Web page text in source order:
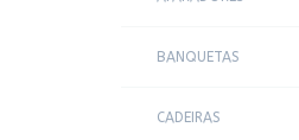
BANQUETAS
CADEIRAS